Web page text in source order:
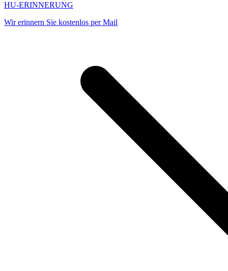
HU-ERINNERUNG
Wir erinnern Sie kostenlos per Mail